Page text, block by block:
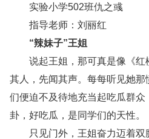
实验小学502班仇之彧
指导老师：刘丽红
“辣妹子”王姐
说起王姐，那可真是像《红
其人，先闻其声。每每听见她那
们便迫不及待地充当起吃瓜群众
卦，好吃瓜，是同学们的天性。
只见门外，王姐奋力迈着双